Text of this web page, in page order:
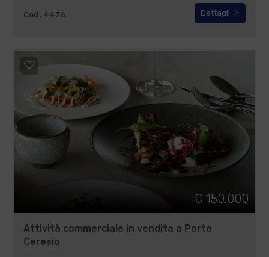
Cod. 4476 Dettagli
€ 150.000
Attività commerciale in vendita a Porto
Ceresio